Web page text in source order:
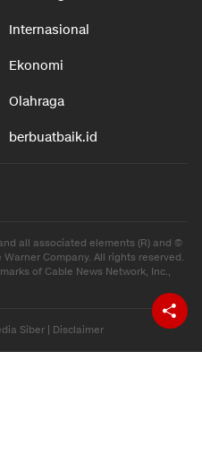
Internasional
Ekonomi
Olahraga
berbuatbaik.id
all associated elements (R) and ©
Company. All rights reserved.
of Cable News Network, Inc.,
Siber Disclaimer